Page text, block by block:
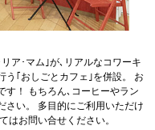
ア･マム｣が､リアルなコワーキ
う｢おしごとカフェ｣を併設。 お
す！ もちろん､コーヒーやラン
さい。 多目的にご利用いただけ
はお問い合せください。